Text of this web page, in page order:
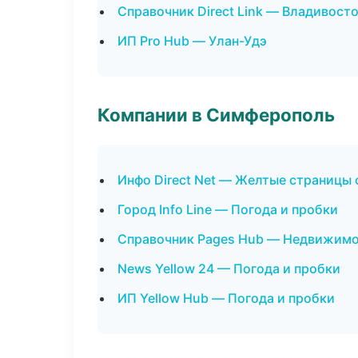
Справочник Direct Link —
ИП Pro Hub — Улан-Удэ
Компании в Симферополь
Инфо Direct Net — Желтые страницы
Город Info Line — Погода и пробки
Справочник Pages Hub —
News Yellow 24 — Погода и пробки
ИП Yellow Hub — Погода и пробки